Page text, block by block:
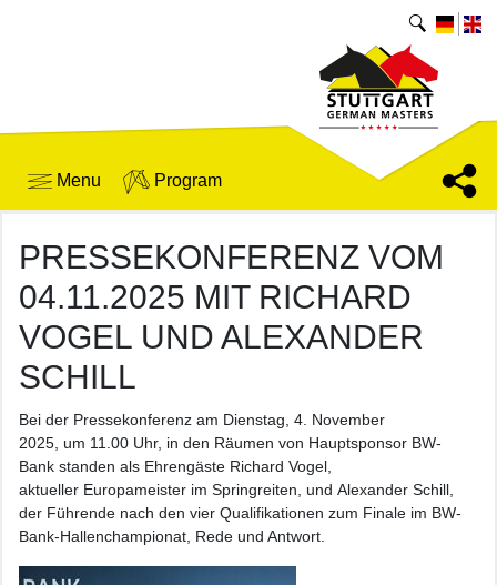
Menu Program
PRESSEKONFERENZ VOM
04.11.2025 MIT RICHARD
VOGEL UND ALEXANDER
SCHILL
Bei der Pressekonferenz am Dienstag, 4. November
2025, um 11.00 Uhr, in den Räumen von Hauptsponsor BW-
Bank standen als Ehrengäste Richard Vogel,
aktueller Europameister im Springreiten, und Alexander Schill,
der Führende nach den vier Qualifikationen zum Finale im BW-
Bank-Hallenchampionat, Rede und Antwort.